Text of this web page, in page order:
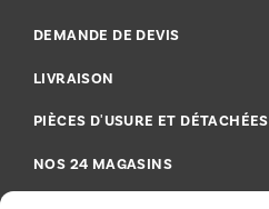
DEMANDE DE DEVIS
LIVRAISON
PIÈCES D'USURE ET DÉTACHÉES
NOS 24 MAGASINS